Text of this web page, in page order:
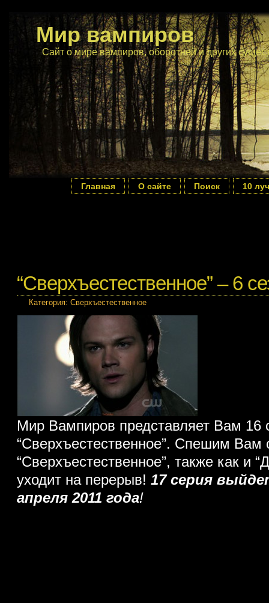
Мир вампиров
Сайт о мире вампиров, оборотней и других
Главная О сайте Поиск 10
“Сверхъестественное” – 6
Категория: Сверхъестественное
Мир Вампиров представляет Вам 16
“Сверхъестественное”. Спешим Вам
“Сверхъестественное”, также как и
уходит на перерыв! 17 серия
апреля 2011 года!